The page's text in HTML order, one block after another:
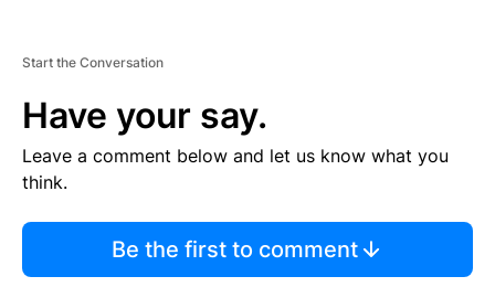
Start the Conversation
Have your say.
Leave a comment below and let us know what you
think.
Be the first to comment